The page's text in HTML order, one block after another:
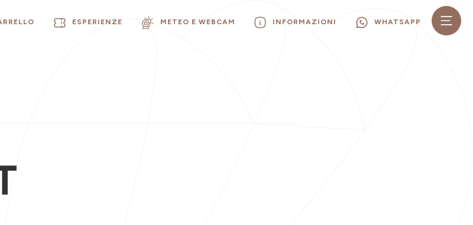
ESPERIENZE METEO E WEBCAM INFORMAZIONI WHATSAPP